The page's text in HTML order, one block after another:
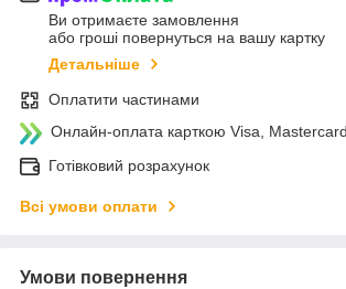
Ви отримаєте замовлення
або гроші повернуться на вашу картку
Детальніше
Оплатити частинами
Онлайн-оплата карткою Visa,
Готівковий розрахунок
Всі умови оплати
Умови повернення